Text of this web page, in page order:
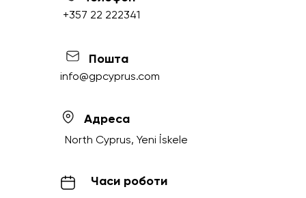
Пошта
info@gpcyprus.com
+357 22 222341
Часи роботи
Адреса
North Cyprus, Yeni İskele